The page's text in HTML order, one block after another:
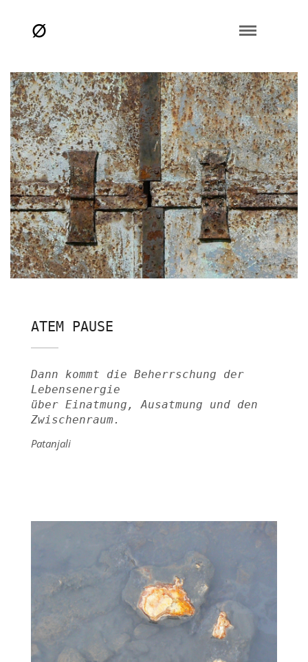
ATEM PAUSE
Dann kommt die Beherrschung der
Lebensenergie
über Einatmung, Ausatmung und den
Zwischenraum.
Patanjali